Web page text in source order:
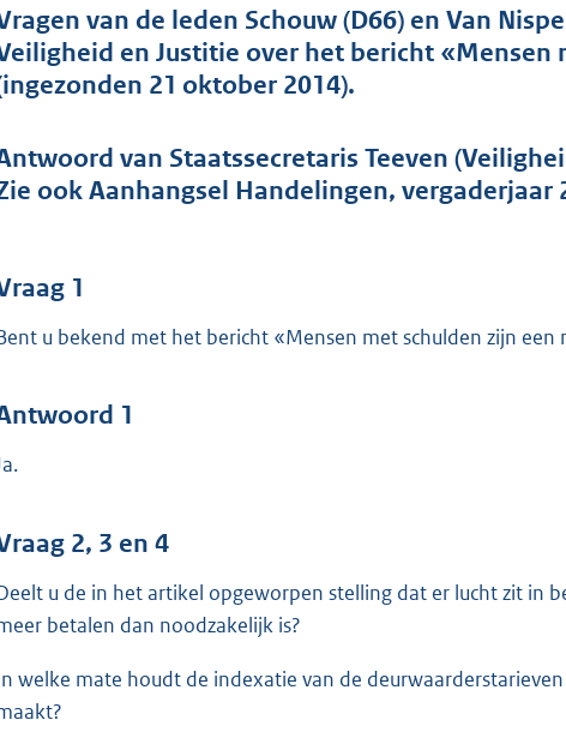
t
a
s
g
van de leden Schouw (D66) en Van
en Justitie over het bericht «Mensen
21 oktober 2014).
van Staatssecretaris Teeven
ook Aanhangsel Handelingen, vergaderjaar
1
u bekend met het bericht «Mensen met schulden zijn een
1
2, 3 en 4
u de in het artikel opgeworpen stelling dat er lucht zit in
betalen dan noodzakelijk is?
welke mate houdt de indexatie van de